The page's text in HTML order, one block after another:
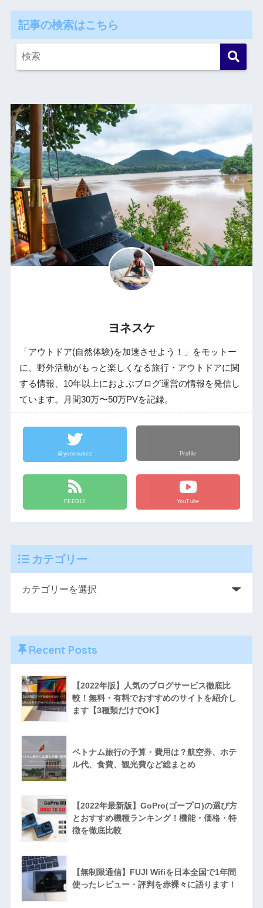
記事の検索はこちら
ヨネスケ
「アウトドア(自然体験)を加速させよう！」をモットー
に、野外活動がもっと楽しくなる旅行・アウトドアに関
する情報、10年以上におよぶブログ運営の情報を発信し
ています。月間30万〜50万PVを記録。
@yonesukez Profile
FEEDLY YouTube
カテゴリー
Recent Posts
【2022年版】人気のブログサービス徹底比
較！無料・有料でおすすめのサイトを紹介し
ます【3種類だけでOK】
ベトナム旅行の予算・費用は？航空券、ホテ
ル代、食費、観光費など総まとめ
【2022年最新版】GoPro(ゴープロ)の選び方
とおすすめ機種ランキング！機能・価格・特
徴を徹底比較
【無制限通信】FUJI Wifiを日本全国で1年間
使ったレビュー・評判を赤裸々に語ります！